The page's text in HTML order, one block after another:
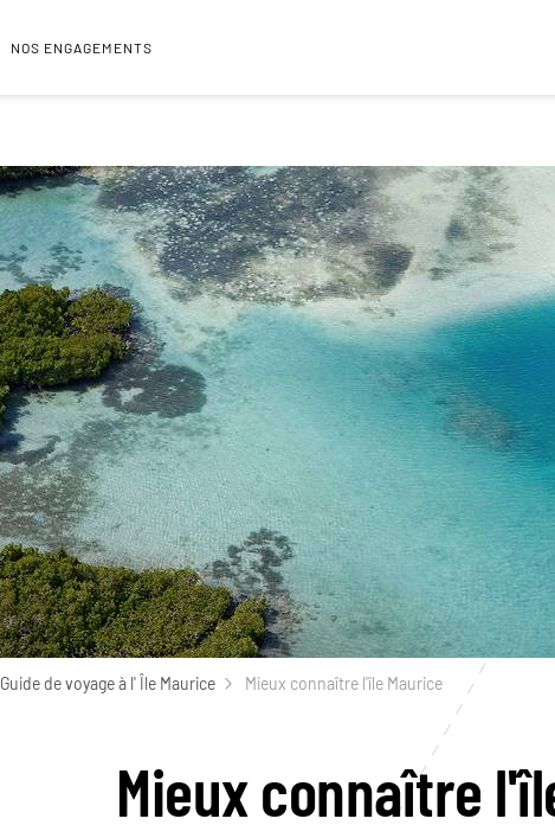
NOS ENGAGEMENTS
Guide de voyage à l' Île Maurice Mieux connaître l'île Maurice
Mieux connaître